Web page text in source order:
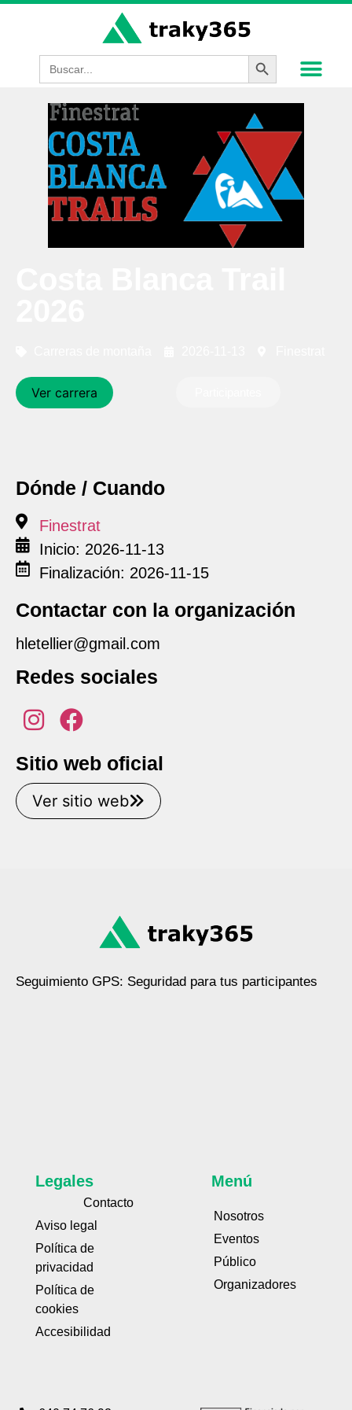
Buscar: Botón de
Ver carrera
Dónde / Cuando
Finestrat
Inicio: 2026-11-13
Finalización: 2026-11-15
Contactar con la organización
hletellier@gmail.com
Redes sociales
Sitio web oficial
Ver sitio web
Seguimiento GPS: Seguridad para tus participantes
Legales
Contacto
Aviso legal
Política de
privacidad
Política de
cookies
Accesibilidad
Menú
Nosotros
Eventos
Público
Organizadores